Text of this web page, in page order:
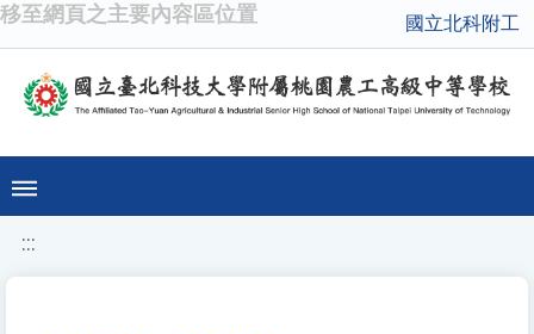
移至網頁之主要內容區位置 國立北科附工
:::